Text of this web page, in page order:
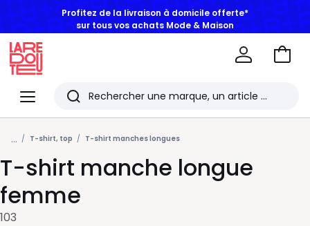
Menu
Redoute
Rechercher
Les
derniers
articles
consultés
Aller
... T-shirt, top T-shirt manches longues
T-shirt manche longue
femme
103